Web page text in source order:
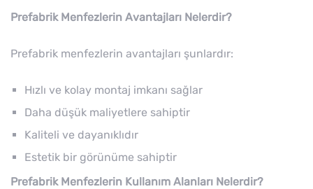
Prefabrik Menfezlerin Avantajları Nelerdir?
Prefabrik menfezlerin avantajları şunlardır:
Hızlı ve kolay montaj imkanı sağlar
Daha düşük maliyetlere sahiptir
Kaliteli ve dayanıklıdır
Estetik bir görünüme sahiptir
Prefabrik Menfezlerin Kullanım Alanları Nelerdir?